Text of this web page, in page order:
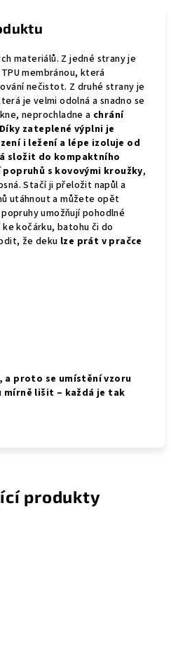
materiálů. Z jedné strany je
membránou, která
nečistot. Z druhé strany je
je velmi odolná a snadno se
neprochladne a chrání
Díky zateplené výplni je
i ležení a lépe izoluje od
složit do kompaktního
s kovovými kroužky,
Stačí ji přeložit napůl a
utáhnout a můžete opět
umožňují pohodlné
kočárku, batohu či do
že deku lze prát v pračce
a proto se umístění vzoru
mírně lišit – každá je tak
produkty